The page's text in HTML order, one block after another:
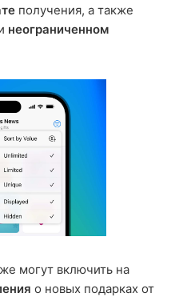
получения, а также
неограниченном
могут включить на
о новых подарках от